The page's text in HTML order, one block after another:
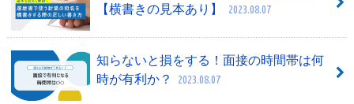
【横書きの見本あり】
2023.08.07
知らないと損をする！面接の時間帯は何
時が有利か？
2023.08.07